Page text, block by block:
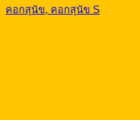
คอกสุนัข, คอกสุนัข S